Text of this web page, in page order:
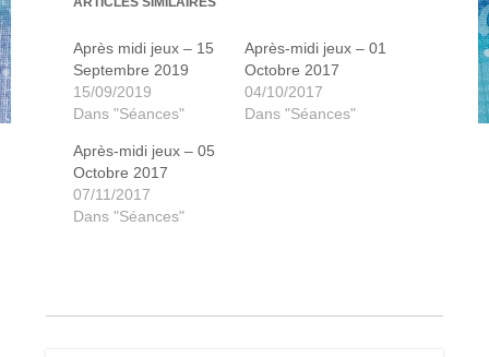
noe
million-club
looping-louie
lift-it
les-batisseurs-antiquite
les-batisseurs-antiquite-2
kingdom-builder
imagine
expedition-dino
escape
dobble-junior
chromatik
animal-suspect
animal-suspect-2
Après midi jeux – 15
Septembre 2019
15/09/2019
Dans "Séances"
Après-midi jeux – 01
Octobre 2017
04/10/2017
Dans "Séances"
Après-midi jeux – 05
Octobre 2017
07/11/2017
Dans "Séances"